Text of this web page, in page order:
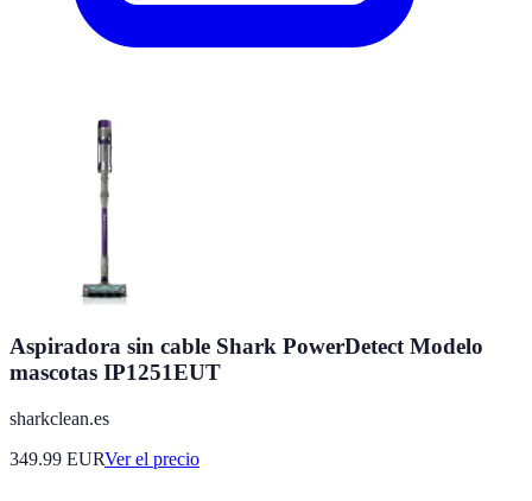
Aspiradora sin cable Shark PowerDetect Modelo
mascotas IP1251EUT
sharkclean.es
349.99 EURVer el precio